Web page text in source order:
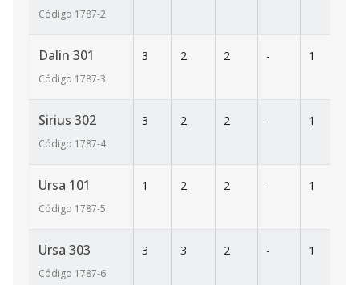
Código 1787-2
Dalin 301
Código 1787-3
3 2 2 - 1
Sirius 302
Código 1787-4
3 2 2 - 1
Ursa 101
Código 1787-5
1 2 2 - 1
Ursa 303
Código 1787-6
3 3 2 - 1